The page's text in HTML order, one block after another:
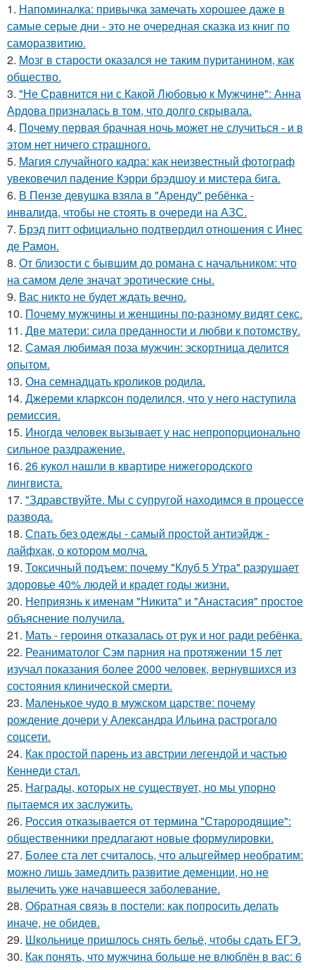
1. Напоминалка: привычка замечать хорошее даже в
самые серые дни - это не очередная сказка из книг по
саморазвитию.
2. Мозг в старости оказался не таким пуританином, как
общество.
3. "Не Сравнится ни с Какой Любовью к Мужчине": Анна
Ардова призналась в том, что долго скрывала.
4. Почему первая брачная ночь может не случиться - и в
этом нет ничего страшного.
5. Магия случайного кадра: как неизвестный фотограф
увековечил падение Кэрри брэдшоу и мистера бига.
6. В Пензе девушка взяла в "Аренду" ребёнка -
инвалида, чтобы не стоять в очереди на АЗС.
7. Брэд питт официально подтвердил отношения с Инес
де Рамон.
8. От близости с бывшим до романа с начальником: что
на самом деле значат эротические сны.
9. Вас никто не будет ждать вечно.
10. Почему мужчины и женщины по-разному видят секс.
11. Две матери: сила преданности и любви к потомству.
12. Самая любимая поза мужчин: эскортница делится
опытом.
13. Она семнадцать кроликов родила.
14. Джереми кларксон поделился, что у него наступила
ремиссия.
15. Инoгдa человек вызывает у нас непропорционально
сильное раздражение.
16. 26 кукол нашли в квартире нижегородского
лингвиста.
17. "Здравствуйте. Mы с супругой находимся в процессе
развода.
18. Спать без одежды - самый простой антиэйдж -
лайфхак, о котором молча.
19. Токсичный подъем: почему "Клуб 5 Утра" разрушает
здоровье 40% людей и крадет годы жизни.
20. Неприязнь к именам "Никита" и "Анастасия" простое
объяснение получила.
21. Мать - героиня отказалась от рук и ног ради ребёнка.
22. Реаниматолог Сэм парния на протяжении 15 лет
изучал показания более 2000 человек, вернувшихся из
состояния клинической смерти.
23. Маленькое чудо в мужском царстве: почему
рождение дочери у Александра Ильина растрогало
соцсети.
24. Как простой парень из австрии легендой и частью
Кеннеди стал.
25. Награды, которых не существует, но мы упорно
пытаемся их заслужить.
26. Россия отказывается от термина "Старородящие":
общественники предлагают новые формулировки.
27. Более ста лет считалось, что альцгеймер необратим:
можно лишь замедлить развитие деменции, но не
вылечить уже начавшееся заболевание.
28. Обратная связь в постели: как попросить делать
иначе, не обидев.
29. Школьнице пришлось снять бельё, чтобы сдать ЕГЭ.
30. Как понять, что мужчина больше не влюблён в вас: 6